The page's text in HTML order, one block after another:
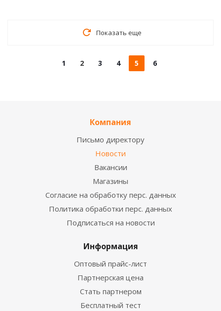
Показать еще
1 2 3 4 5 6
Компания
Письмо директору
Новости
Вакансии
Магазины
Согласие на обработку перс. данных
Политика обработки перс. данных
Подписаться на новости
Информация
Оптовый прайс-лист
Партнерская цена
Стать партнером
Бесплатный тест